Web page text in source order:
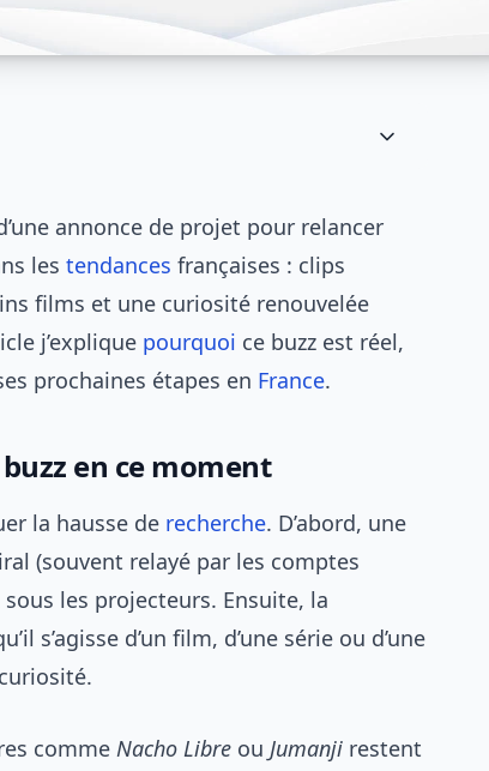
annonce de projet pour relancer
les tendances françaises : clips
films et une curiosité renouvelée
j’explique pourquoi ce buzz est réel,
prochaines étapes en France.
en ce moment
la hausse de recherche. D’abord, une
(souvent relayé par les comptes
les projecteurs. Ensuite, la
s’agisse d’un film, d’une série ou d’une
comme Nacho Libre ou Jumanji restent